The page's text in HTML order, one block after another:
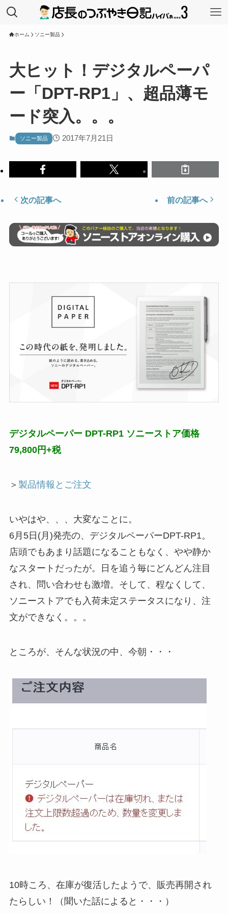
ホーム ソニー製品
大ヒット！デジタルペーパ
ー「DPT-RP1」、超品薄モ
ード突入。。。
ソニー製品 2017年7月21日
次の記事へ 前の記事へ
デジタルペーパー DPT-RP1 ソニーストア価格
79,800円+税
＞ 製品情報とご注文
いやはや、、、大変なことに。
6月5日(月)発売の、デジタルペーパーDPT-RP1。
店頭でもあまり話題になることもなく、やや静か
なスタートだったが。日を追う毎にどんどん注目
され、問い合わせも激増。そして、程なくして、
ソニーストアでも入荷未定ステータスになり、注
文ができなく。。。
ところが、そんな状況の中、今朝・・・
10時ころ、在庫が復活したようで、販売再開され
たらしい！（聞いた話によると・・・）